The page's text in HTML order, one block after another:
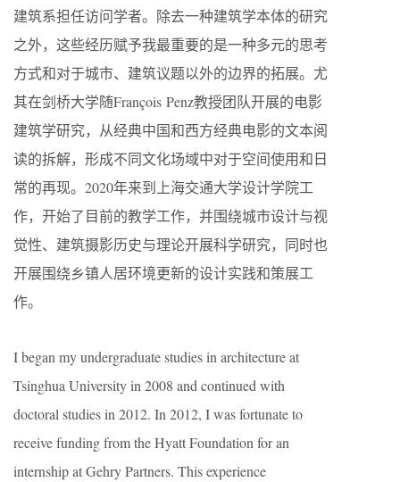
建筑系担任访问学者。除去一种建筑学本体的研究
之外，这些经历赋予我最重要的是一种多元的思考
方式和对于城市、建筑议题以外的边界的拓展。尤
其在剑桥大学随François Penz教授团队开展的电影
建筑学研究，从经典中国和西方经典电影的文本阅
读的拆解，形成不同文化场域中对于空间使用和日
常的再现。2020年来到上海交通大学设计学院工
作，开始了目前的教学工作，并围绕城市设计与视
觉性、建筑摄影历史与理论开展科学研究，同时也
开展围绕乡镇人居环境更新的设计实践和策展工
作。
I began my undergraduate studies in architecture at
Tsinghua University in 2008 and continued with
doctoral studies in 2012. In 2012, I was fortunate to
receive funding from the Hyatt Foundation for an
internship at Gehry Partners. This experience